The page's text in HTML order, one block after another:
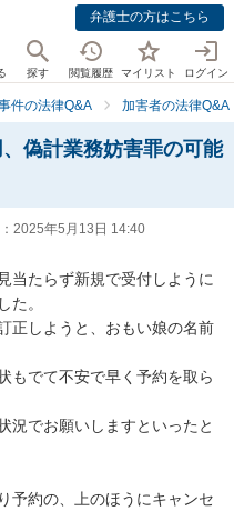
弁護士の方はこちら
探す 閲覧履歴 マイリスト ログイン
件の法律Q&A 加害者の法律Q&A
偽計業務妨害罪の可能
2025年5月13日 14:40
当たらず新規で受付しように
た。
正しようと、おもい娘の名前
もでて不安で早く予約を取ら
況でお願いしますといったと
予約の、上のほうにキャンセ